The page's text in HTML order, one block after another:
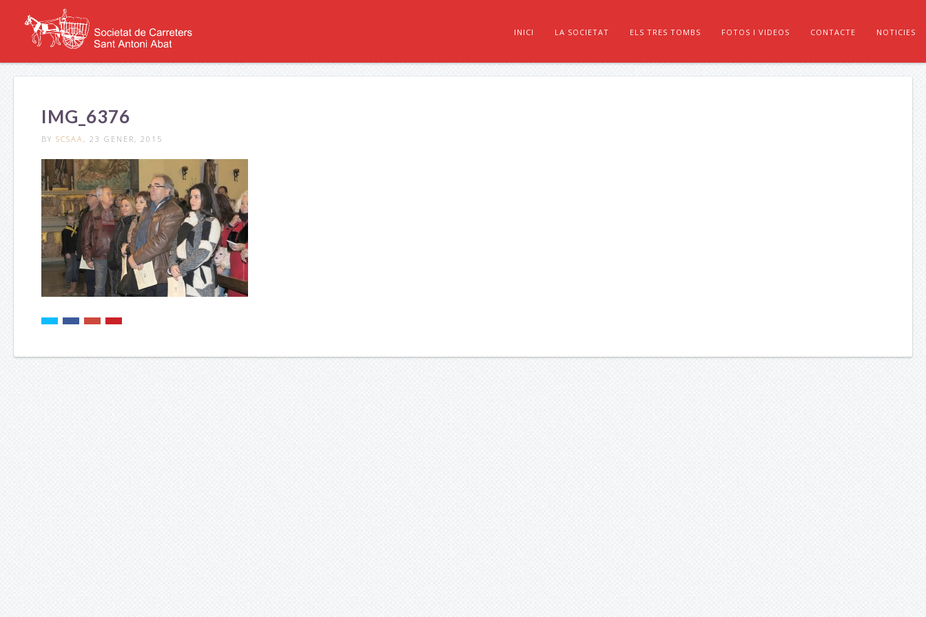
INICI LA SOCIETAT ELS TRES TOMBS FOTOS I VIDEOS CONTACTE NOTICIES
IMG_6376
BY SCSAA , 23 GENER, 2015